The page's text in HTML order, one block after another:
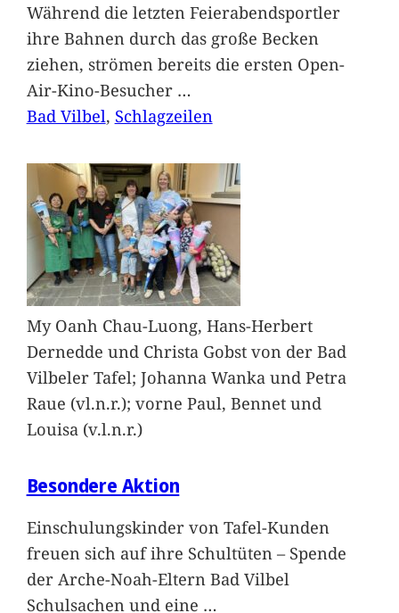
Während die letzten Feierabendsportler
ihre Bahnen durch das große Becken
ziehen, strömen bereits die ersten Open-
Air-Kino-Besucher …
Bad Vilbel, Schlagzeilen
My Oanh Chau-Luong, Hans-Herbert
Dernedde und Christa Gobst von der Bad
Vilbeler Tafel; Johanna Wanka und Petra
Raue (vl.n.r.); vorne Paul, Bennet und
Louisa (v.l.n.r.)
Besondere Aktion
Einschulungskinder von Tafel-Kunden
freuen sich auf ihre Schultüten – Spende
der Arche-Noah-Eltern Bad Vilbel
Schulsachen und eine …